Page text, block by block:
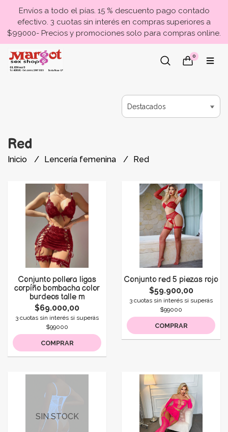
Envíos a todo el pías. 15 % descuento pago contado
efectivo. 3 cuotas sin interés en compras superiores a
$99000- Precios y promociones solo para compras online.
0
Red
Inicio Lencería femenina Red
Conjunto pollera ligas
corpíño bombacha color
burdeos talle m
$69.000,00
3 cuotas sin interés si superás
$99000
COMPRAR
Conjunto red 5 piezas rojo
$59.900,00
3 cuotas sin interés si superás
$99000
COMPRAR
SIN STOCK